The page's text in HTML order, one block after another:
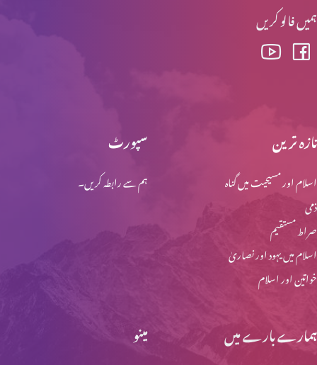
ابنِ آدم کے دنو ں میں کیا ہوگا؟
نفالیم کے بارے میں وضاحت
ہمیں فالو کریں
سپورٹ
ہم سے رابطہ کریں۔
تازہ ترین
اسلام اور مسیحیت میں گناہ
ذمی
صراط مستقیم
اسلام میں یہود اور نصاریٰ
خواتین اور اسلام
مینو ہمارے بارے میں